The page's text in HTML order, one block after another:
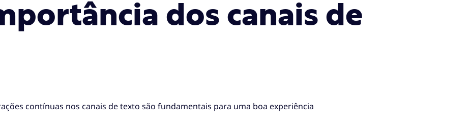
dos canais de
contínuas nos canais de texto são fundamentais para uma boa experiência